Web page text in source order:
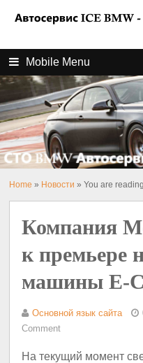
Mobile Menu
Home » Новости » You are
Компания
к премьере
машины E-
Основной язык сайта
Comment
На текущий момент